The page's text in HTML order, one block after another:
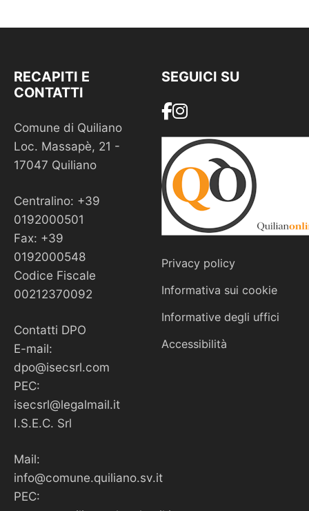
RECAPITI E
CONTATTI
Comune di Quiliano
Loc. Massapè, 21 -
17047 Quiliano
Centralino: +39
0192000501
Fax: +39
0192000548
Codice Fiscale
00212370092
Contatti DPO
E-mail:
dpo@isecsrl.com
PEC:
isecsrl@legalmail.it
I.S.E.C. Srl
Mail:
info@comune.quiliano.sv.it
PEC:
SEGUICI SU
Privacy policy
Informativa sui cookie
Informative degli uffici
Accessibilità